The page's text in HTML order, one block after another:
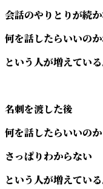
会話のやりとりが続
何を話したらいいの
という人が増えている
名刺を渡した後
何を話したらいいのか
さっぱりわからない
という人が増えている